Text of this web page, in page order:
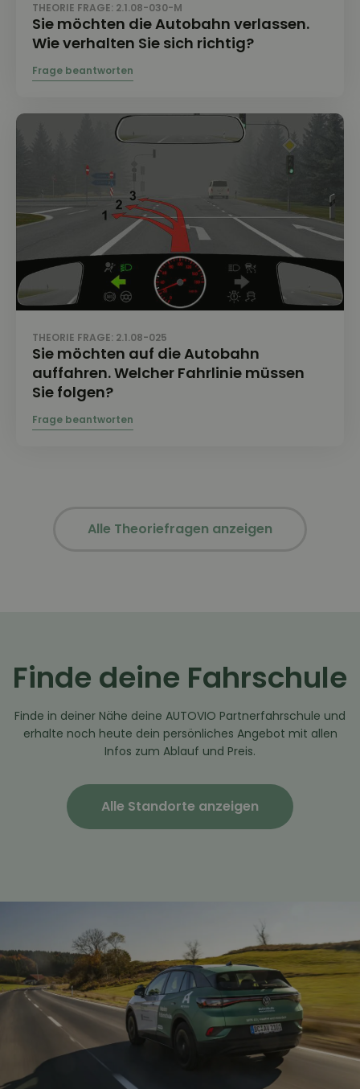
THEORIE FRAGE: 2.1.08-030-M
Sie möchten die Autobahn verlassen.
Wie verhalten Sie sich richtig?
THEORIE FRAGE: 2.1.08-025
Sie möchten auf die Autobahn
auffahren. Welcher Fahrlinie müssen
Sie folgen?
Alle Theoriefragen anzeigen
Finde deine Fahrschule
Finde in deiner Nähe deine AUTOVIO Partnerfahrschule und
erhalte noch heute dein persönliches Angebot mit allen
Infos zum Ablauf und Preis.
Alle Standorte anzeigen